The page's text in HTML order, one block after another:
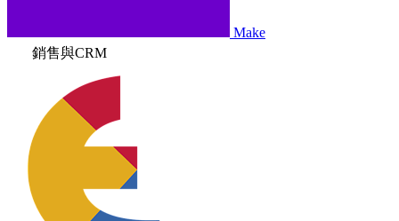
Make
銷售與CRM